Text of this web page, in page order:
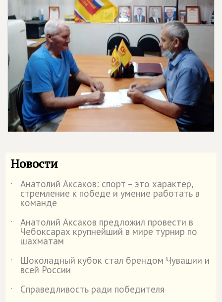
Новости
˙ Анатолий Аксаков: спорт – это характер,
стремление к победе и умение работать в
команде
˙
Анатолий Аксаков предложил провести в
Чебоксарах крупнейший в мире турнир по
шахматам
˙
Шоколадный кубок стал брендом Чувашии и
всей России
˙
Справедливость ради победителя